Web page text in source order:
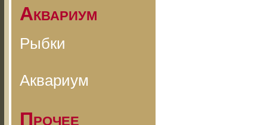
Аквариум
Рыбки
Аквариум
Прочее